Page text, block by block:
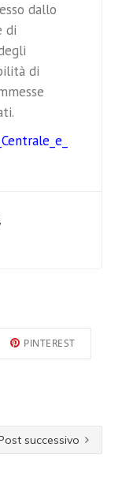
dallo
di
di
,
PINTEREST
successivo